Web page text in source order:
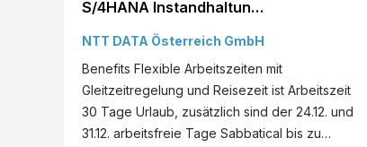
S/4HANA Instandhaltung
Erfurt, Ettlingen,
Hamburg, Stuttgart,
Wolfsburg,
deutschlandweit,
Frankfurt a. M., Köln,
NTT DATA Österreich GmbH
Benefits Flexible Arbeitszeiten mit
Gleitzeitregelung und Reisezeit ist Arbeitszeit
30 Tage Urlaub, zusätzlich sind der 24.12. und
31.12. arbeitsfreie Tage Sabbatical bis zu…